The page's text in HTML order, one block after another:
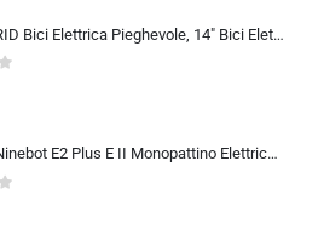
YOBACARID Bici Elettrica Pieghevole, 14″ Bici Elettrica da 250W Motore 36V 10.4AH Batteria, Autonomia di 45 KM Bici Pieghe…
Segway-Ninebot E2 Plus E II Monopattino Elettrico per Adulti, 25 km/h Velocità Massima, 25 km Autonomia